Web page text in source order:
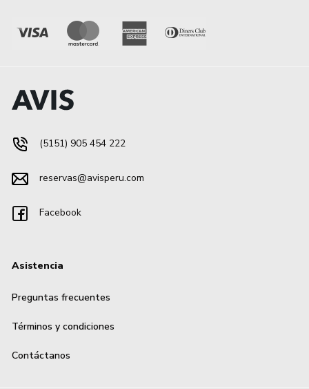
(5151) 905 454 222
reservas@avisperu.com
Facebook
Asistencia
Preguntas frecuentes
Términos y condiciones
Contáctanos